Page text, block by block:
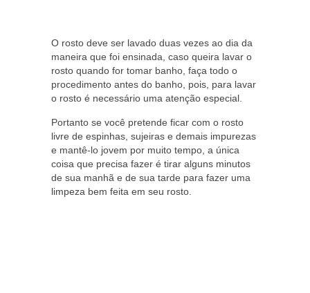
O rosto deve ser lavado duas vezes ao dia da
maneira que foi ensinada, caso queira lavar o
rosto quando for tomar banho, faça todo o
procedimento antes do banho, pois, para lavar
o rosto é necessário uma atenção especial.
Portanto se você pretende ficar com o rosto
livre de espinhas, sujeiras e demais impurezas
e mantê-lo jovem por muito tempo, a única
coisa que precisa fazer é tirar alguns minutos
de sua manhã e de sua tarde para fazer uma
limpeza bem feita em seu rosto.